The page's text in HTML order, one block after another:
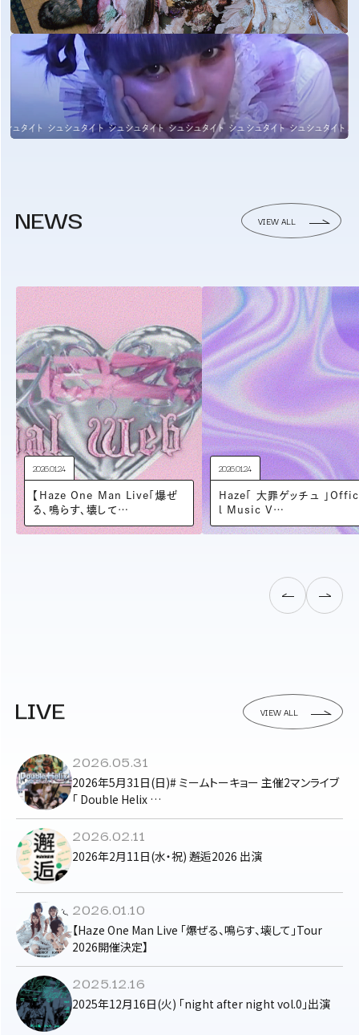
ルガルギャルガルギャルガルギャルガルギャルガル ギャルガルギャルガルギャル
タイト シュシュタイト シュシュタイトシュシュタイトシュシュタイト シュシュタイトシュ
NEWS VIEW ALL
【Haze One Man Live「爆ぜ
る、鳴らす、壊して…
2026.01.24
Haze「 大罪ゲッチュ 」
l Music V…
2026.01.24
next
LIVE VIEW ALL
2026.05.31
2026年5月31日(日)# ミームトーキョー 主催2マンライブ
「 Double Helix …
2026.02.11
2026年2月11日(水・祝) 邂逅2026 出演
2026.01.10
【Haze One Man Live 「爆ぜる、鳴らす、壊して」Tour
2026開催決定】
2025.12.16
2025年12月16日(火) 「night after night vol.0」出演